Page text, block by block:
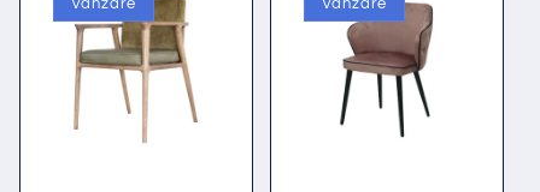
Vânzare Vânzare